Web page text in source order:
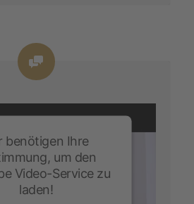
benötigen Ihre
um den
Video-Service zu
laden!